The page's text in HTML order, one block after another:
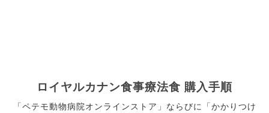
ロイヤルカナン食事療法食 購入手順
「ペテモ動物病院オンラインストア」ならびに「かかりつけ